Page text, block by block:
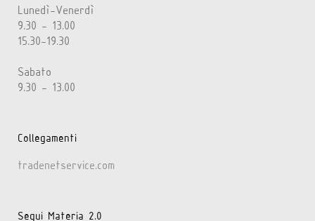
Lunedì-Venerdì
9.30 - 13.00
15.30-19.30
Sabato
9.30 - 13.00
Collegamenti
tradenetservice.com
Segui Materia 2.0